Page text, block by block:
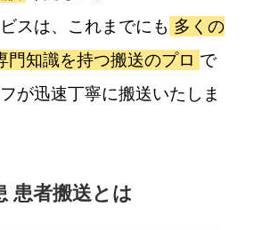
スは、これまでにも 多くの
門知識を持つ搬送のプロ で
が迅速丁寧に搬送いたしま
患者搬送とは